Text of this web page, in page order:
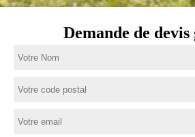
Demande de